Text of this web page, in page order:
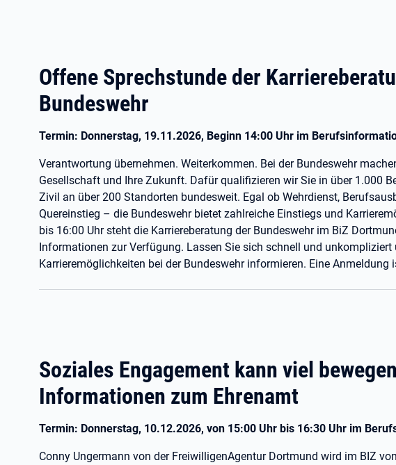
Offene Sprechstunde der
Bundeswehr
Termin: Donnerstag, 19.11.2026, Beginn 14:00 Uhr im
Verantwortung übernehmen. Weiterkommen. Bei der Bundeswehr
Gesellschaft und Ihre Zukunft. Dafür qualifizieren wir Sie in über 1.000
Zivil an über 200 Standorten bundesweit. Egal ob Wehrdienst,
Quereinstieg – die Bundeswehr bietet zahlreiche Einstiegs und
bis 16:00 Uhr steht die Karriereberatung der Bundeswehr im BiZ
Informationen zur Verfügung. Lassen Sie sich schnell und unkompliziert
Karrieremöglichkeiten bei der Bundeswehr informieren. Eine Anmeldung
Soziales Engagement kann viel
Informationen zum Ehrenamt
Termin: Donnerstag, 10.12.2026, von 15:00 Uhr bis 16:30 Uhr im
Conny Ungermann von der FreiwilligenAgentur Dortmund wird im BIZ